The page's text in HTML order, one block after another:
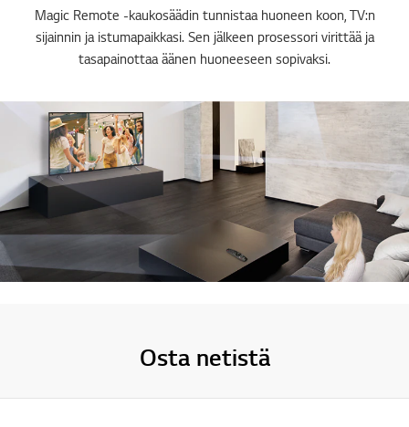
Magic Remote -kaukosäädin tunnistaa huoneen koon, TV:n
sijainnin ja istumapaikkasi. Sen jälkeen prosessori virittää ja
tasapainottaa äänen huoneeseen sopivaksi.
Osta netistä